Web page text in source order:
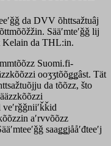
da DVV õhttsažtuâj
Sääʹmteʹǧǧ lij
Kelain da THL:in.
Suomi.fi-
ooʒʒtõõǥǥâst. Tät
da tõõzz, što
veʹrǧǧniiʹǩǩid
aʹrvvõõzz
saaǥǥjååʹđteeʹj